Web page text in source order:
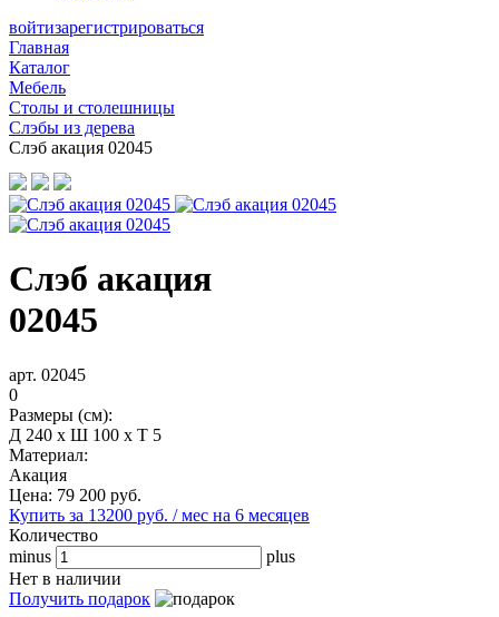
войтизарегистрироваться
Главная
Каталог
Мебель
Столы и столешницы
Слэбы из дерева
Слэб акация 02045
Слэб акация
02045
арт. 02045
0
Размеры (см):
Д 240 x Ш 100 x Т 5
Материал:
Акация
Цена: 79 200 руб.
Купить за 13200 руб. / мес на 6 месяцев
Количество
minus
plus
Нет в наличии
Получить подарок